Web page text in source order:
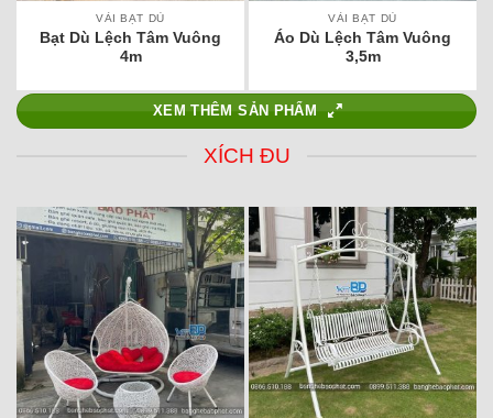
VẢI BẠT DÙ
Bạt Dù Lệch Tâm Vuông
4m
VẢI BẠT DÙ
Áo Dù Lệch Tâm Vuông
3,5m
XEM THÊM SẢN PHẨM
XÍCH ĐU